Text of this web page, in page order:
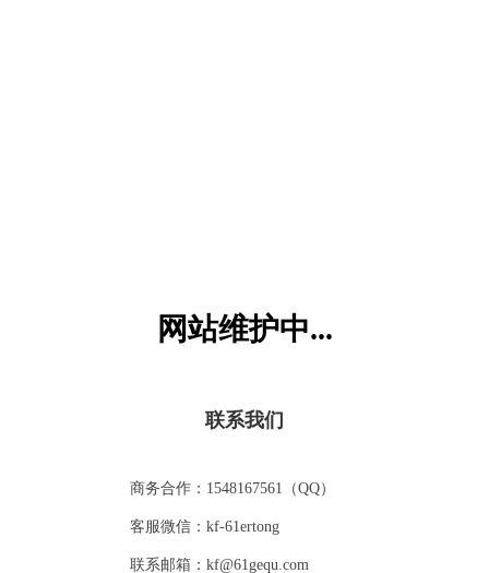
网站维护中...
联系我们
商务合作：1548167561（QQ）
客服微信：kf-61ertong
联系邮箱：kf@61gequ.com